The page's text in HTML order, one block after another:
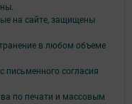
на сайте, защищены
в любом объеме
письменного согласия
по печати и массовым